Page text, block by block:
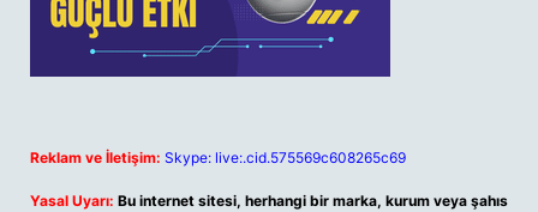
Reklam ve İletişim: Skype: live:.cid.575569c608265c69
Yasal Uyarı: Bu internet sitesi, herhangi bir marka, kurum veya şahıs